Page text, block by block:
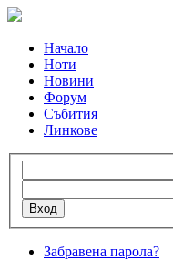
Начало
Ноти
Новини
Форум
Събития
Линкове
Забравена парола?